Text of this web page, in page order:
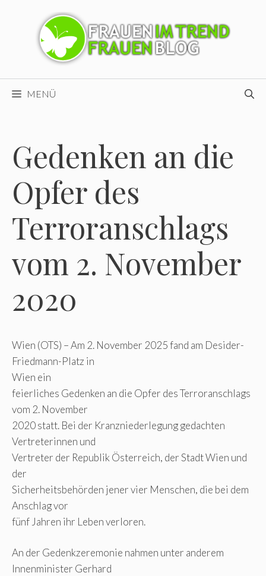
MENÜ
Gedenken an die
Opfer des
Terroranschlags
vom 2. November
2020
Wien (OTS) – Am 2. November 2025 fand am Desider-
Friedmann-Platz in
Wien ein
feierliches Gedenken an die Opfer des Terroranschlags
vom 2. November
2020 statt. Bei der Kranzniederlegung gedachten
Vertreterinnen und
Vertreter der Republik Österreich, der Stadt Wien und
der
Sicherheitsbehörden jener vier Menschen, die bei dem
Anschlag vor
fünf Jahren ihr Leben verloren.
An der Gedenkzeremonie nahmen unter anderem
Innenminister Gerhard